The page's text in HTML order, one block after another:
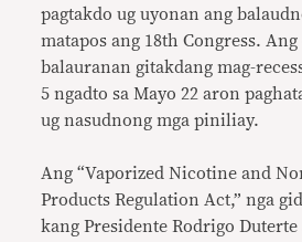
pagtakdo ug uyonan ang
matapos ang 18th Congress.
balauranan gitakdang mag-
5 ngadto sa Mayo 22 aron
ug nasudnong mga piniliay.
Ang “Vaporized Nicotine and
Products Regulation Act,” nga
kang Presidente Rodrigo